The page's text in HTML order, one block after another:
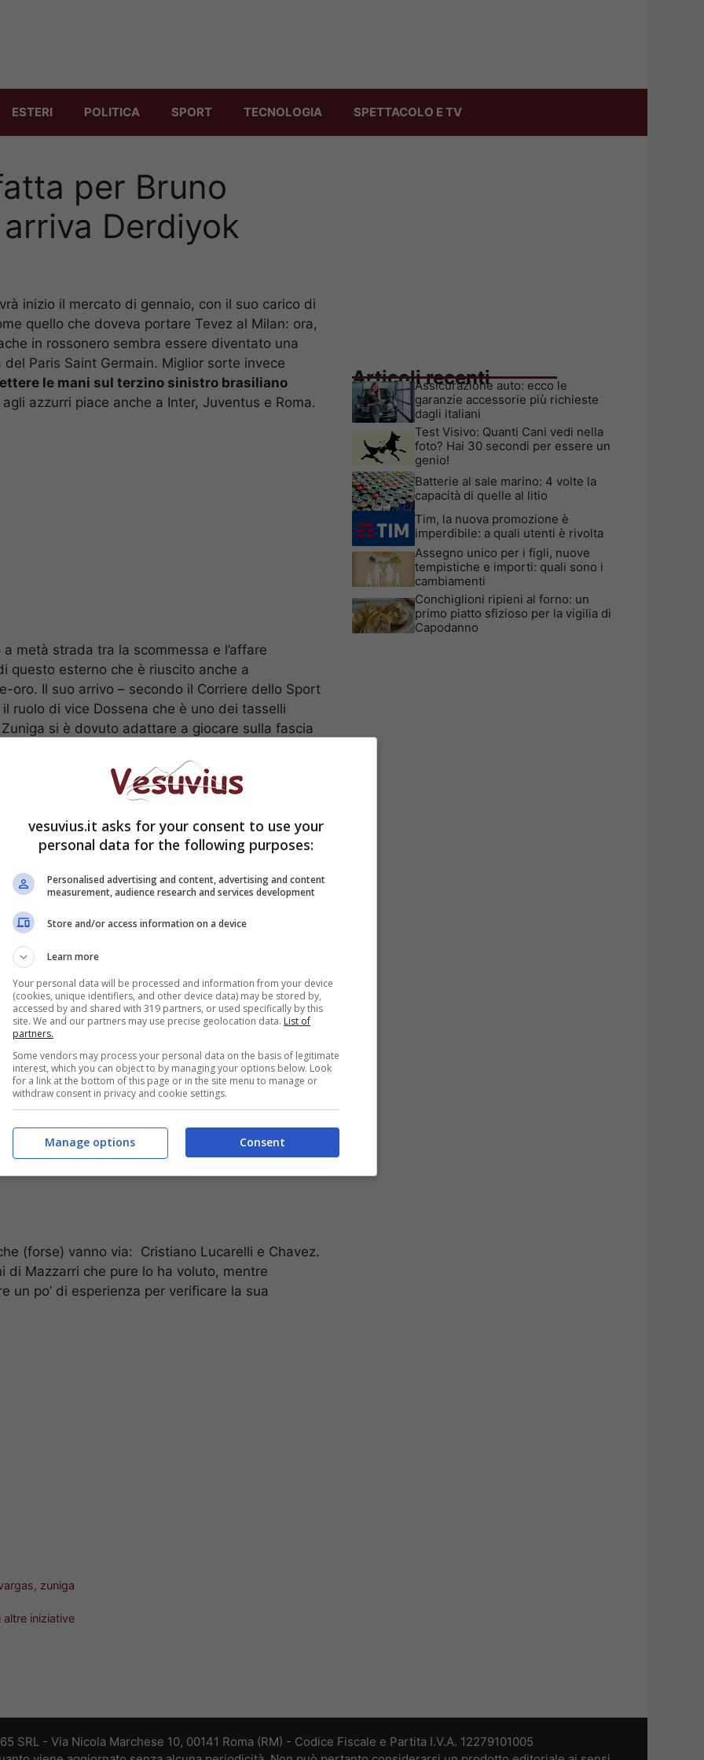
ESTERI POLITICA SPORT TECNOLOGIA SPETTACOLO E TV
per Bruno
Derdiyok
inizio il mercato di gennaio, con il suo carico di
quello che doveva portare Tevez al Milan: ora,
in rossonero sembra essere diventato una
Paris Saint Germain. Miglior sorte invece
le mani sul terzino sinistro brasiliano
azzurri piace anche a Inter, Juventus e Roma.
metà strada tra la scommessa e l’affare
questo esterno che è riuscito anche a
oro. Il suo arrivo – secondo il Corriere dello Sport
ruolo di vice Dossena che è uno dei tasselli
si è dovuto adattare a giocare sulla fascia
di terzino destro. Con l’arrivo del calciatore
impiegato solo come vice-Maggio e
azzurri, la lista di Bigon è lunga: si va
passando per il Eduardo Vargas “il nuovo
visto l’agguerrita concorrenza che c’è
acquisti c’è anche un attaccante che da
Derdiyok, bomber svizzero attualmente di
lo seguono da almeno un paio di anni, ma ora
del noto portale svizzero 4-4-2.com,
ha affermato che l’attaccante potrebbe presto
pazientare qualche mese: l’affare, infatti,
(forse) vanno via: Cristiano Lucarelli e Chavez.
di Mazzarri che pure lo ha voluto, mentre
un po’ di esperienza per verificare la sua
, zuniga
iniziative
Articoli recenti
Assicurazione auto: ecco le
garanzie accessorie più richieste
dagli italiani
Test Visivo: Quanti Cani vedi nella
foto? Hai 30 secondi per essere un
genio!
Batterie al sale marino: 4 volte la
capacità di quelle al litio
Tim, la nuova promozione è
imperdibile: a quali utenti è rivolta
Assegno unico per i figli, nuove
tempistiche e importi: quali sono i
cambiamenti
Conchiglioni ripieni al forno: un
primo piatto sfizioso per la vigilia di
Capodanno
SRL - Via Nicola Marchese 10, 00141 Roma (RM) - Codice Fiscale e Partita I.V.A. 12279101005
vesuvius.it asks for your consent to use your
personal data for the following purposes:
Personalised advertising and content, advertising and content
measurement, audience research and services development
Store and/or access information on a device
Learn more
Your personal data will be processed and information from your device
(cookies, unique identifiers, and other device data) may be stored by,
accessed by and shared with 319 partners, or used specifically by this
site. We and our partners may use precise geolocation data. List of
partners.
Some vendors may process your personal data on the basis of legitimate
interest, which you can object to by managing your options below. Look
for a link at the bottom of this page or in the site menu to manage or
withdraw consent in privacy and cookie settings.
Consent
Manage options